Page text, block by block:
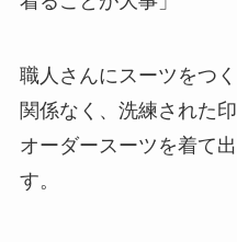
職人さんにスーツをつ
関係なく、洗練された
オーダースーツを着て
す。